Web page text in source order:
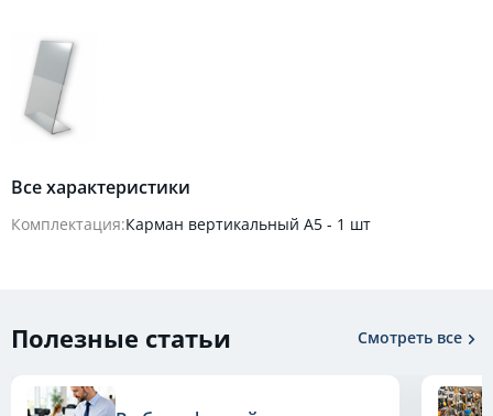
Все характеристики
Комплектация:Карман вертикальный А5 - 1 шт
Полезные статьи Смотреть все